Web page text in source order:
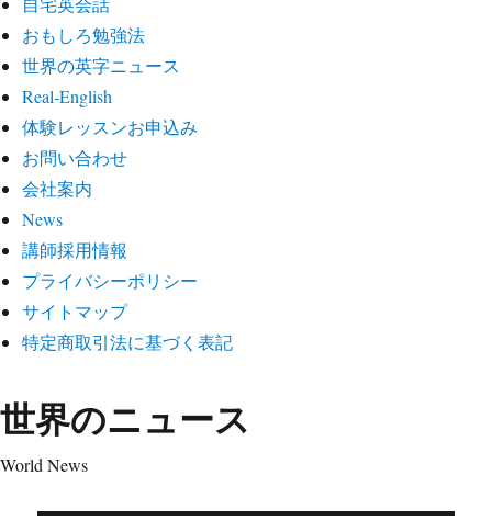
おもしろ勉強法
世界の英字ニュース
Real-English
体験レッスンお申込み
お問い合わせ
会社案内
News
講師採用情報
プライバシーポリシー
サイトマップ
特定商取引法に基づく表記
世界のニュース
World News